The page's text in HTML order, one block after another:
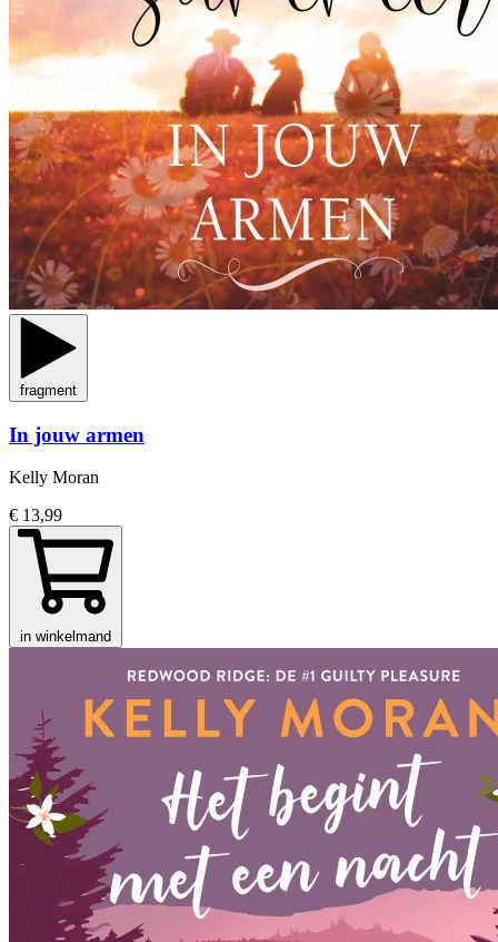
fragment
In jouw armen
Kelly Moran
€ 13,99
in winkelmand